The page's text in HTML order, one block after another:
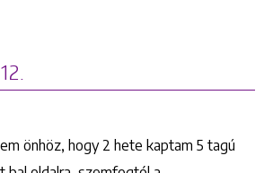
önhöz, hogy 2 hete kaptam 5 tagú